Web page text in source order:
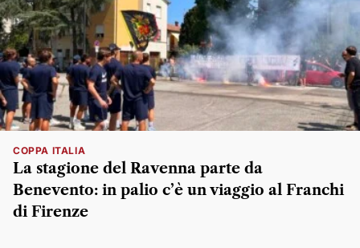
COPPA ITALIA
La stagione del Ravenna parte da
Benevento: in palio c’è un viaggio al Franchi
di Firenze